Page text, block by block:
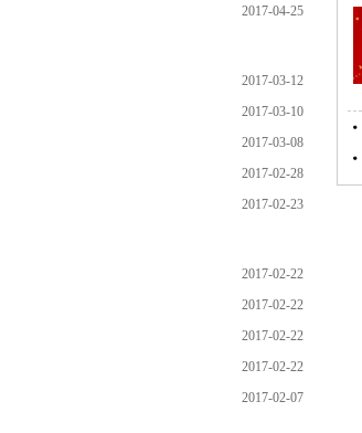
2017-04-25
2017-03-12
2017-03-10
2017-03-08
2017-02-28
2017-02-23
2017-02-22
2017-02-22
2017-02-22
2017-02-22
2017-02-07